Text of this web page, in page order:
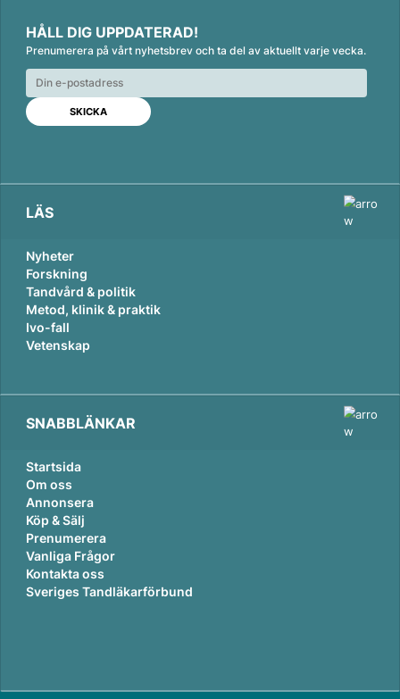
n
k
e
d
n
c
e
b
o
o
k
a
i
l
HÅLL DIG UPPDATERAD!
Prenumerera på vårt nyhetsbrev och ta del av aktuellt varje vecka.
LÄS
Nyheter
Forskning
Tandvård & politik
Metod, klinik & praktik
Ivo-fall
Vetenskap
SNABBLÄNKAR
Startsida
Om oss
Annonsera
Köp & Sälj
Prenumerera
Vanliga Frågor
Kontakta oss
Sveriges Tandläkarförbund